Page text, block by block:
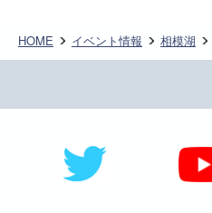
HOME イベント情報 相模湖